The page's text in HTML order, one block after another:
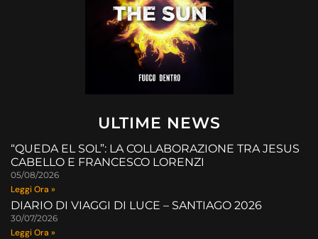
ULTIME NEWS
“QUEDA EL SOL”: LA COLLABORAZIONE TRA JESUS
CABELLO E FRANCESCO LORENZI
05/08/2026
Leggi Ora »
DIARIO DI VIAGGI DI LUCE – SANTIAGO 2026
30/07/2026
Leggi Ora »